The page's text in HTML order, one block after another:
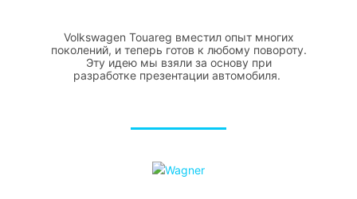
Volkswagen Touareg вместил опыт многих
поколений, и теперь готов к любому повороту.
Эту идею мы взяли за основу при
разработке презентации автомобиля.